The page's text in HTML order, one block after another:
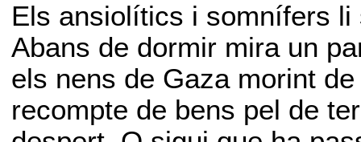
Els ansiolítics i somnífers
Abans de dormir mira un
els nens de Gaza morint
recompte de bens pel de